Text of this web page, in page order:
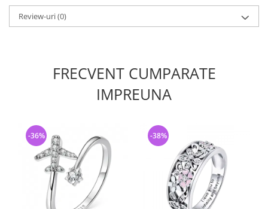
Review-uri(0)
FRECVENT CUMPARATE
IMPREUNA
-36% -38%